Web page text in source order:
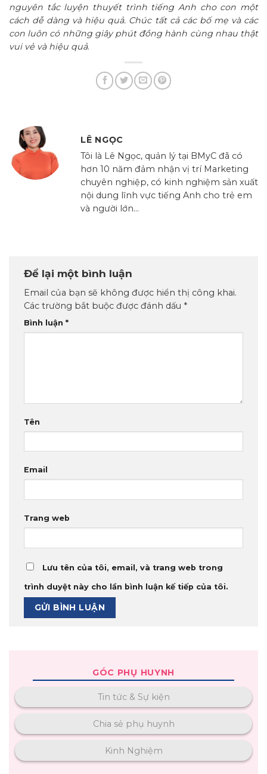
nguyên tắc luyện thuyết trình tiếng Anh cho con một
cách dễ dàng và hiệu quả. Chúc tất cả các bố mẹ và các
con luôn có những giây phút đồng hành cùng nhau thật
vui vẻ và hiệu quả.
LÊ NGỌC
Tôi là Lê Ngọc, quản lý tại BMyC đã có
hơn 10 năm đảm nhận vị trí Marketing
chuyên nghiệp, có kinh nghiệm sản xuất
nội dung lĩnh vực tiếng Anh cho trẻ em
và người lớn...
Để lại một bình luận
Email của bạn sẽ không được hiển thị công khai.
Các trường bắt buộc được đánh dấu *
Bình luận *
Tên
Email
Trang web
Lưu tên của tôi, email, và trang web trong
trình duyệt này cho lần bình luận kế tiếp của tôi.
GÓC PHỤ HUYNH
Tin tức & Sự kiện
Chia sẻ phụ huynh
Kinh Nghiệm